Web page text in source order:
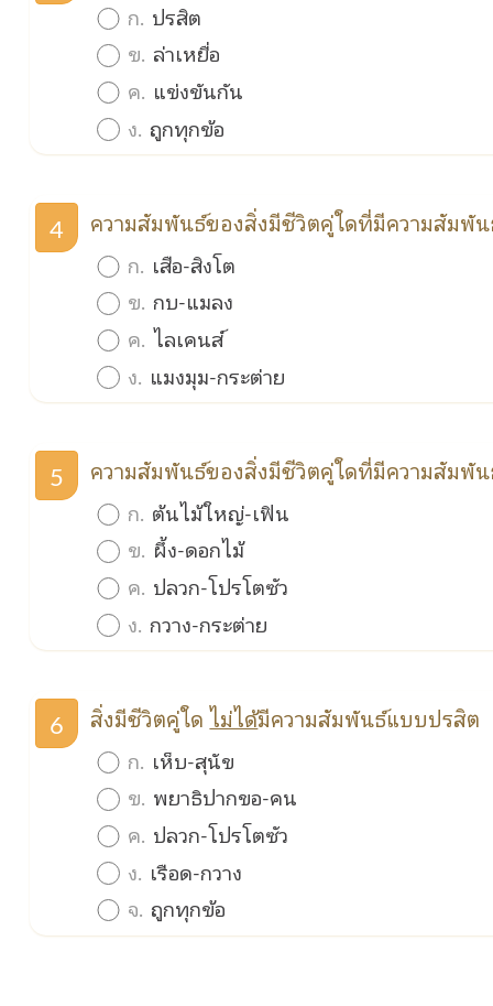
ก. ปรสิต
ข. ล่าเหยื่อ
ค. แข่งขันกัน
ง. ถูกทุกข้อ
4
ความสัมพันธ์ของสิ่งมีชีวิตคู่ใดที่มีความสัมพั
ก. เสือ-สิงโต
ข. กบ-แมลง
ค. ไลเคนส์
ง. แมงมุม-กระต่าย
5
ความสัมพันธ์ของสิ่งมีชีวิตคู่ใดที่มีความสัมพั
ก. ต้นไม้ใหญ่-เฟิน
ข. ผึ้ง-ดอกไม้
ค. ปลวก-โปรโตซัว
ง. กวาง-กระต่าย
6 สิ่งมีชีวิตคู่ใดไม่ได้มีความสัมพันธ์แบบปรสิต
ก. เห็บ-สุนัข
ข. พยาธิปากขอ-คน
ค. ปลวก-โปรโตซัว
ง. เรือด-กวาง
จ. ถูกทุกข้อ